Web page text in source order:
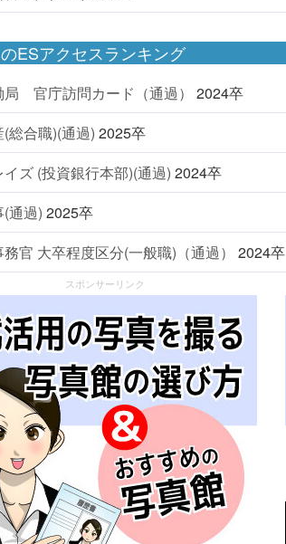
ESアクセスランキング
局 官庁訪問カード（通過）
2024卒
総合職)(通過) 2025卒
ズ (投資銀行本部)(通過) 2024卒
通過) 2025卒
官 大卒程度区分(一般職)（通過）
2024卒
スポンサーリンク